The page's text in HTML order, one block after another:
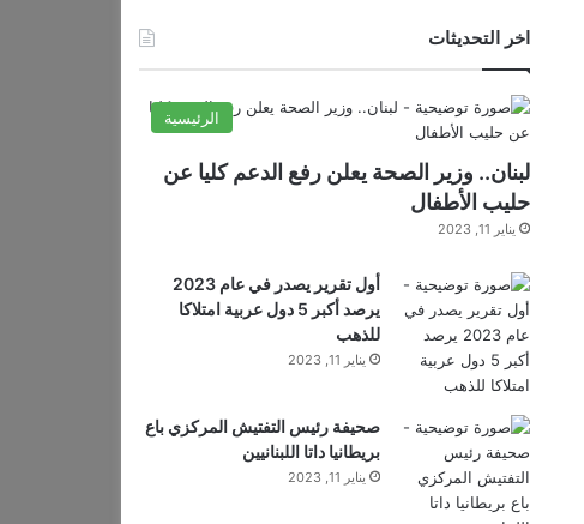
اخر التحديثات
الرئيسية
لبنان.. وزير الصحة يعلن رفع الدعم كليا عن
حليب الأطفال
يناير 11, 2023
أول تقرير يصدر في عام 2023
يرصد أكبر 5 دول عربية امتلاكا
للذهب
يناير 11, 2023
صحيفة رئيس التفتيش المركزي باع
بريطانيا داتا اللبنانيين
يناير 11, 2023